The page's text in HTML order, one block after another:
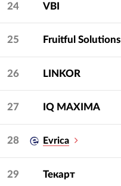
24 VBI
25 Fruitful Solutions
26 LINKOR
27 IQ МAXIMA
28 Evrica
29 Текарт